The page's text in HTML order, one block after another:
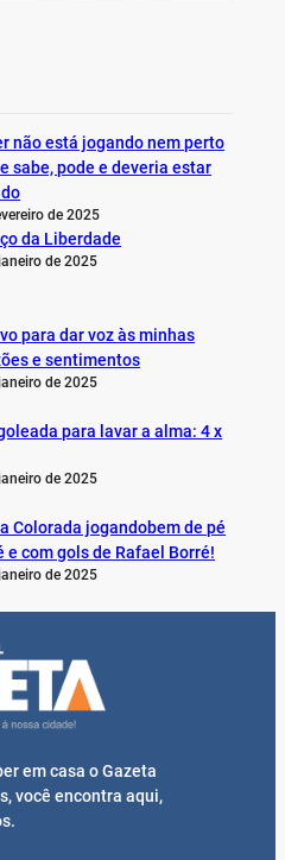
não está jogando nem perto
sabe, pode e deveria estar
de 2025
da Liberdade
de 2025
para dar voz às minhas
e sentimentos
de 2025
para lavar a alma: 4 x
de 2025
Colorada jogandobem de pé
e com gols de Rafael Borré!
de 2025
em casa o Gazeta
você encontra aqui,